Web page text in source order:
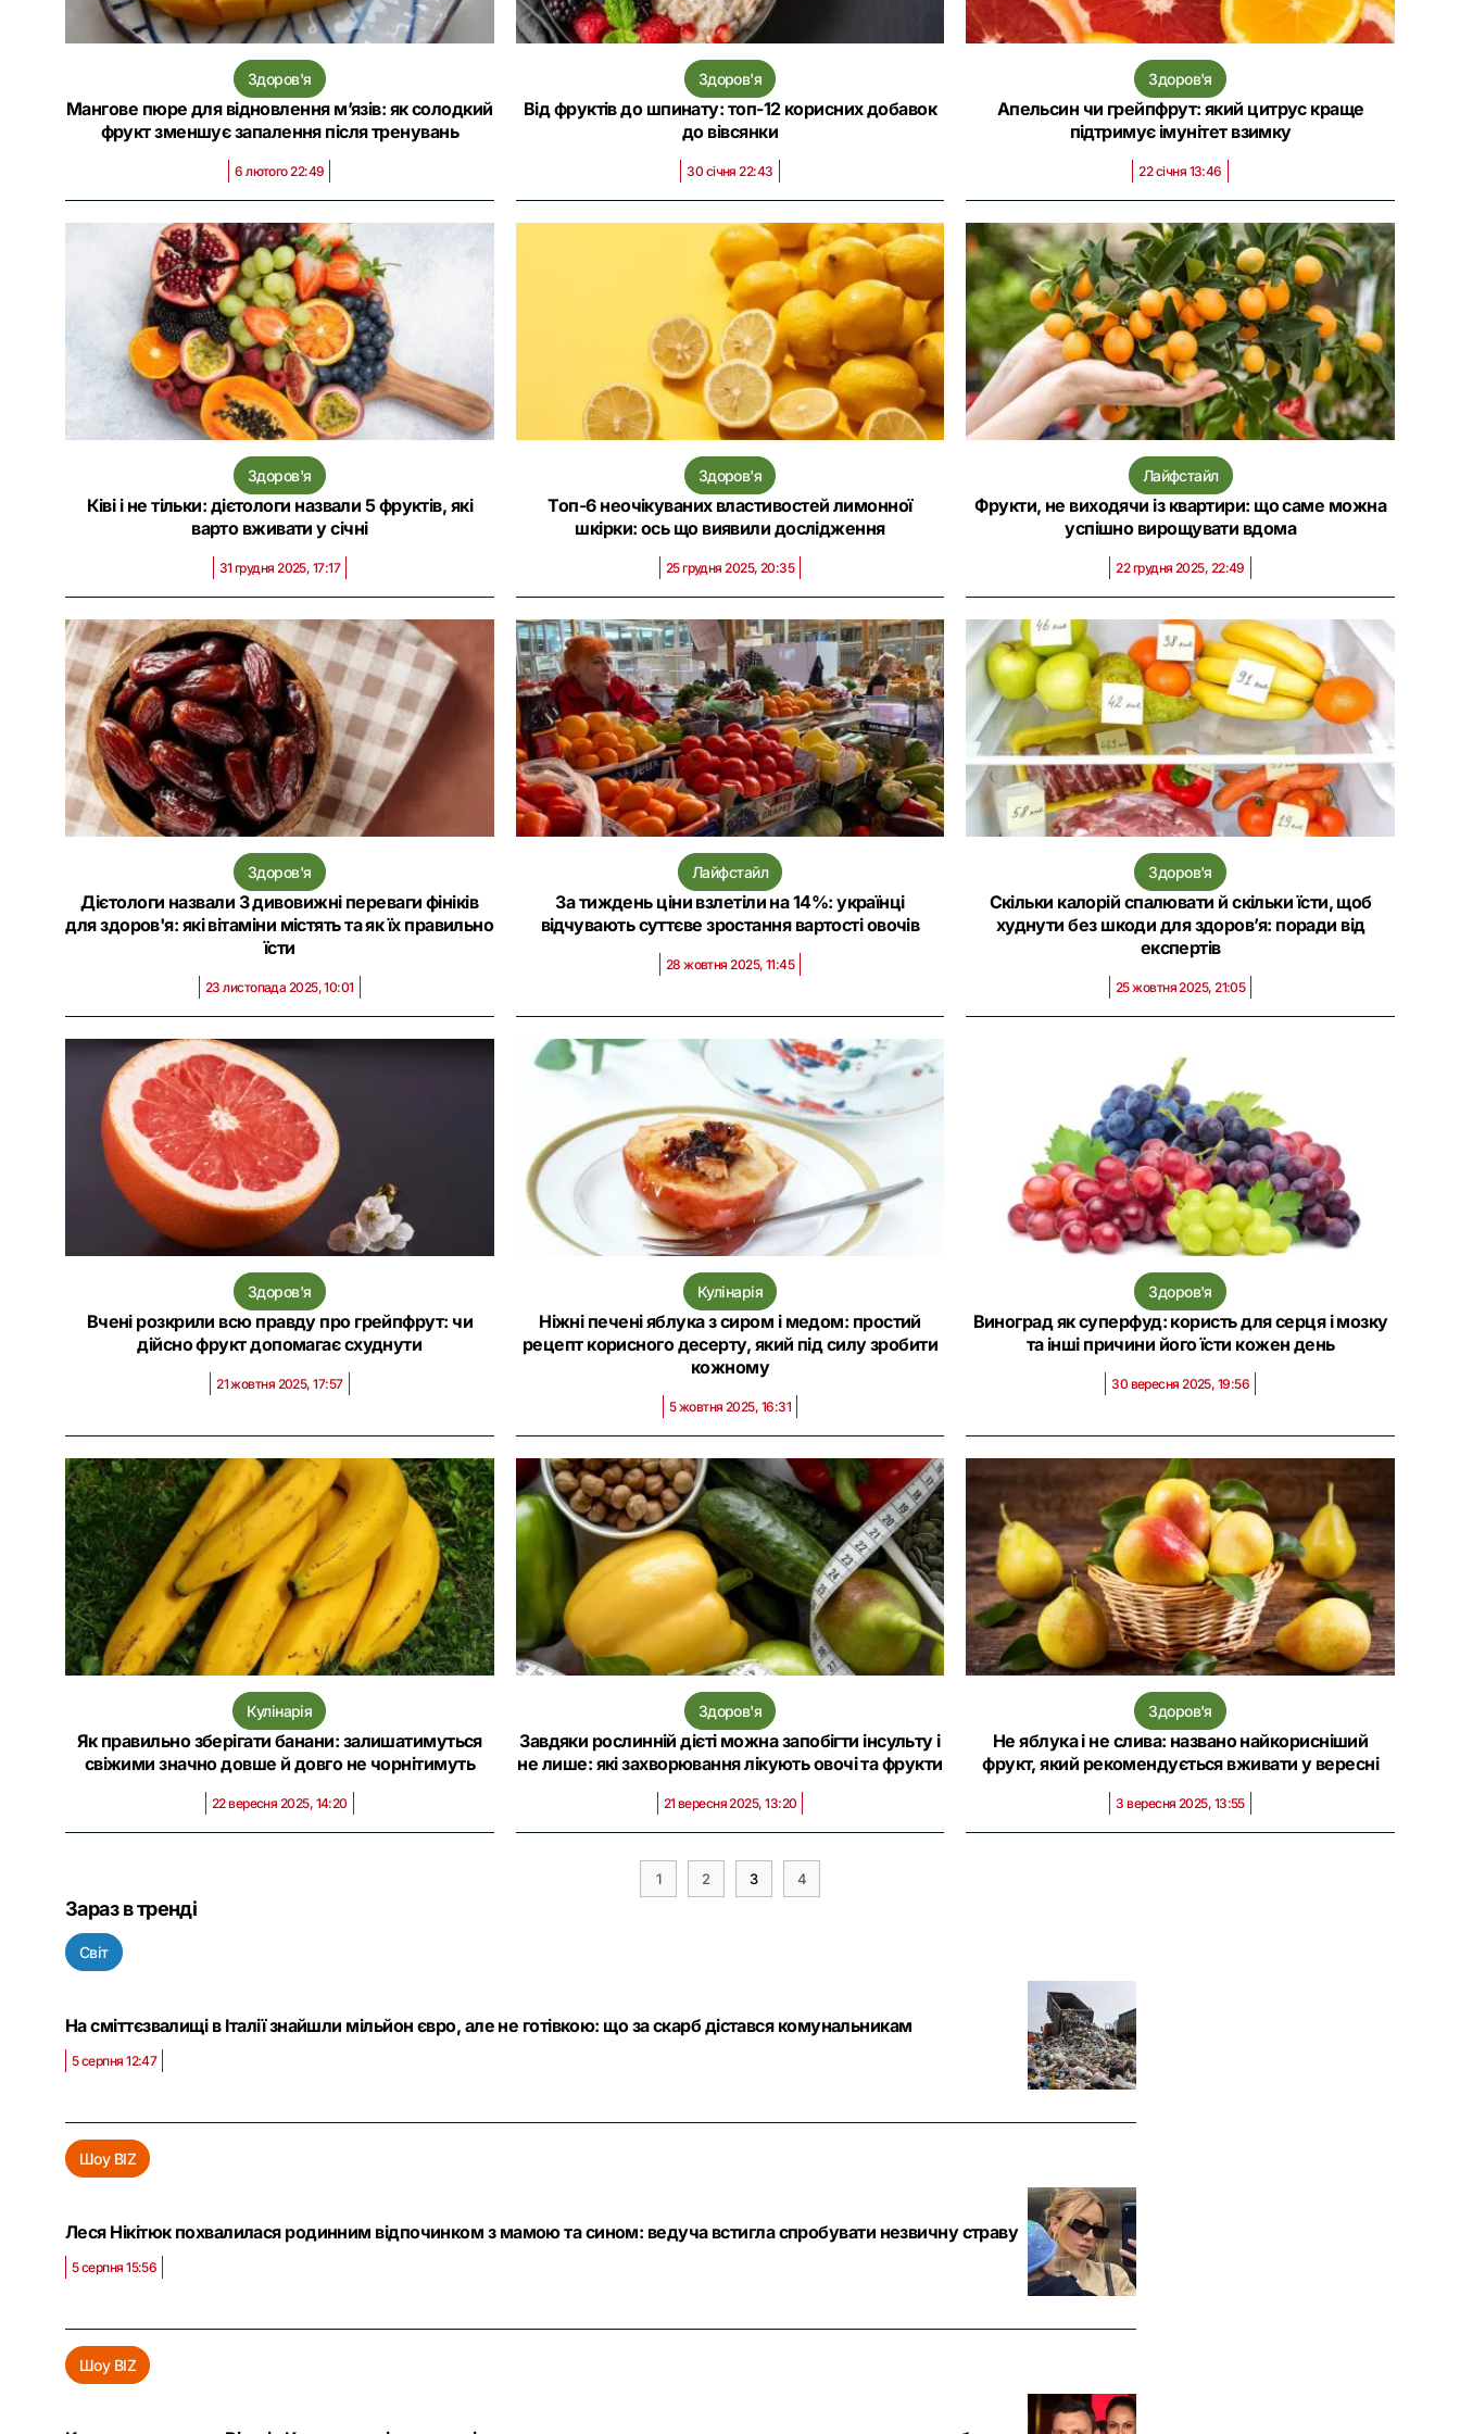
Здоров'я
Мангове пюре для відновлення м’язів: як солодкий
фрукт зменшує запалення після тренувань
6 лютого 22:49
Здоров'я
Від фруктів до шпинату: топ-12 корисних добавок
до вівсянки
30 січня 22:43
Здоров'я
Апельсин чи грейпфрут: який цитрус краще
підтримує імунітет взимку
22 січня 13:46
Здоров'я
Ківі і не тільки: дієтологи назвали 5 фруктів, які
варто вживати у січні
31 грудня 2025, 17:17
Здоров'я
Топ-6 неочікуваних властивостей лимонної
шкірки: ось що виявили дослідження
25 грудня 2025, 20:35
Лайфстайл
Фрукти, не виходячи із квартири: що саме можна
успішно вирощувати вдома
22 грудня 2025, 22:49
Здоров'я
Дієтологи назвали 3 дивовижні переваги фініків
для здоров'я: які вітаміни містять та як їх правильно
їсти
23 листопада 2025, 10:01
Лайфстайл
За тиждень ціни взлетіли на 14%: українці
відчувають суттєве зростання вартості овочів
28 жовтня 2025, 11:45
Здоров'я
Скільки калорій спалювати й скільки їсти, щоб
худнути без шкоди для здоров’я: поради від
експертів
25 жовтня 2025, 21:05
Здоров'я
Вчені розкрили всю правду про грейпфрут: чи
дійсно фрукт допомагає схуднути
21 жовтня 2025, 17:57
Кулінарія
Ніжні печені яблука з сиром і медом: простий
рецепт корисного десерту, який під силу зробити
кожному
5 жовтня 2025, 16:31
Здоров'я
Виноград як суперфуд: користь для серця і мозку
та інші причини його їсти кожен день
30 вересня 2025, 19:56
Кулінарія
Як правильно зберігати банани: залишатимуться
свіжими значно довше й довго не чорнітимуть
22 вересня 2025, 14:20
Здоров'я
Завдяки рослинній дієті можна запобігти інсульту і
не лише: які захворювання лікують овочі та фрукти
21 вересня 2025, 13:20
Здоров'я
Не яблука і не слива: названо найкорисніший
фрукт, який рекомендується вживати у вересні
3 вересня 2025, 13:55
1 2 3 4
Зараз в тренді
Світ
На сміттєзвалищі в Італії знайшли мільйон євро, але не готівкою: що за скарб дістався комунальникам
5 серпня 12:47
Шоу BIZ
Леся Нікітюк похвалилася родинним відпочинком з мамою та сином: ведуча встигла спробувати незвичну страву
5 серпня 15:56
Шоу BIZ